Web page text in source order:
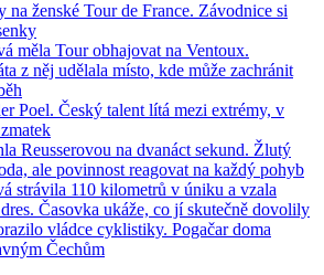
na ženské Tour de France. Závodnice si
měla Tour obhajovat na Ventoux.
z něj udělala místo, kde může zachránit
Poel. Český talent lítá mezi extrémy, v
Reusserovou na dvanáct sekund. Žlutý
ale povinnost reagovat na každý pohyb
strávila 110 kilometrů v úniku a vzala
Časovka ukáže, co jí skutečně dovolily
vládce cyklistiky. Pogačar doma
Čechům